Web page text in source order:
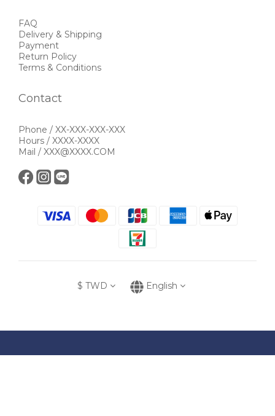
FAQ
Delivery & Shipping
Payment
Return Policy
Terms & Conditions
Contact
Phone / XX-XXX-XXX-XXX
Hours / XXXX-XXXX
Mail / XXX@XXXX.COM
$ TWD English